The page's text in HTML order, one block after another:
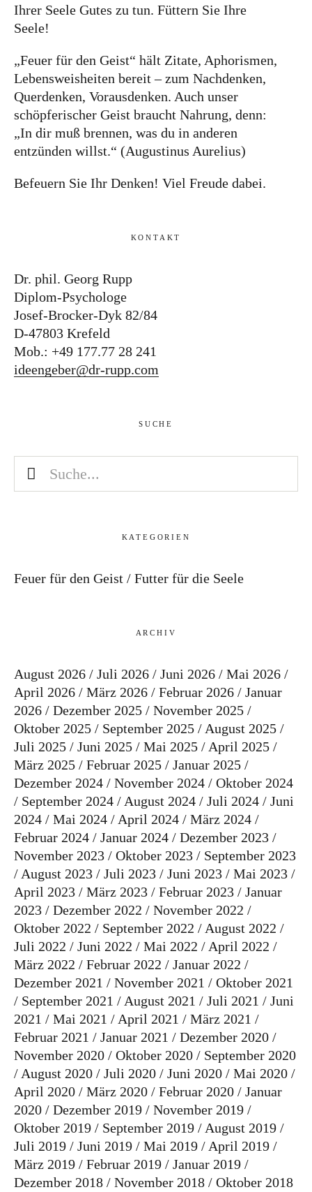
Ihrer Seele Gutes zu tun. Füttern Sie Ihre
Seele!
„Feuer für den Geist“ hält Zitate, Aphorismen,
Lebensweisheiten bereit – zum Nachdenken,
Querdenken, Vorausdenken. Auch unser
schöpferischer Geist braucht Nahrung, denn:
„In dir muß brennen, was du in anderen
entzünden willst.“ (Augustinus Aurelius)
Befeuern Sie Ihr Denken! Viel Freude dabei.
KONTAKT
Dr. phil. Georg Rupp
Diplom-Psychologe
Josef-Brocker-Dyk 82/84
D-47803 Krefeld
Mob.: +49 177.77 28 241
ideengeber@dr-rupp.com
SUCHE
KATEGORIEN
Feuer für den Geist Futter für die Seele
ARCHIV
August 2026 Juli 2026 Juni 2026
Mai 2026
April 2026
März 2026 Februar 2026
Januar
2026
Dezember 2025
November 2025
Oktober 2025
September 2025
August 2025
Juli 2025
Juni 2025 Mai 2025
April 2025
März 2025
Februar 2025
Januar 2025
Dezember 2024
November 2024
Oktober 2024
September 2024
August 2024 Juli 2024
Juni
2024
Mai 2024 April 2024
März 2024
Februar 2024
Januar 2024
Dezember 2023
November 2023
Oktober 2023
September 2023
August 2023
Juli 2023 Juni 2023
Mai 2023
April 2023
März 2023 Februar 2023
Januar
2023
Dezember 2022
November 2022
Oktober 2022
September 2022
August 2022
Juli 2022
Juni 2022 Mai 2022
April 2022
März 2022
Februar 2022
Januar 2022
Dezember 2021
November 2021
Oktober 2021
September 2021
August 2021 Juli 2021
Juni
2021
Mai 2021 April 2021
März 2021
Februar 2021
Januar 2021
Dezember 2020
November 2020
Oktober 2020
September 2020
August 2020
Juli 2020 Juni 2020
Mai 2020
April 2020
März 2020 Februar 2020
Januar
2020
Dezember 2019
November 2019
Oktober 2019
September 2019
August 2019
Juli 2019
Juni 2019 Mai 2019
April 2019
März 2019
Februar 2019
Januar 2019
Dezember 2018
November 2018 Oktober 2018